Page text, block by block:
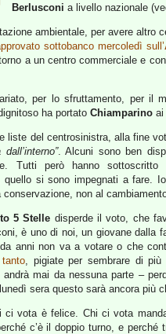
Berlusconi a livello nazionale
ambientale, per avere altro
sottobanco mercoledì sull’
a un centro commerciale e
per lo sfruttamento, per il
ha portato Chiamparino ai
liste del centrosinistra, alla fine
. Alcuni sono ben
Tutti però hanno sottoscritto
si sono impegnati a fare.
non al
5 Stelle disperde il voto, che
è uno di noi, un giovane
anni non va a votare o che
, pigiate per sembrare di
andrà mai da nessuna parte –
sera questo sarà ancora più
vota è felice. Chi ci vota
c’è il doppio turno, e